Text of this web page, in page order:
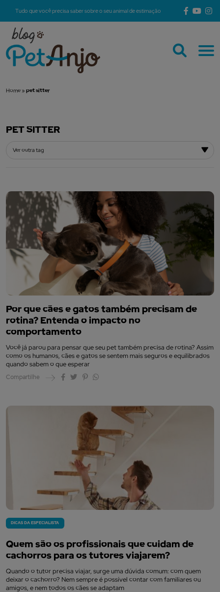
Tudo que você precisa saber sobre o seu animal de estimação
Home » pet sitter
PET SITTER
Por que cães e gatos também precisam de
rotina? Entenda o impacto no
comportamento
Você já parou para pensar que seu pet também precisa de rotina? Assim
como os humanos, cães e gatos se sentem mais seguros e equilibrados
quando sabem o que esperar
Compartilhe
DICAS DA ESPECIALISTA
Quem são os profissionais que cuidam de
cachorros para os tutores viajarem?
Quando o tutor precisa viajar, surge uma dúvida comum: com quem
deixar o cachorro? Nem sempre é possível contar com familiares ou
amigos, e nem todos os cães se adaptam